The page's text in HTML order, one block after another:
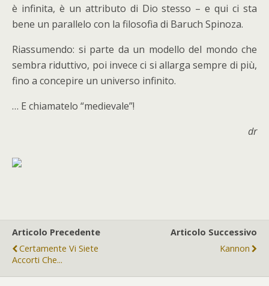
è infinita, è un attributo di Dio stesso – e qui ci sta
bene un parallelo con la filosofia di Baruch Spinoza.
Riassumendo: si parte da un modello del mondo che
sembra riduttivo, poi invece ci si allarga sempre di più,
fino a concepire un universo infinito.
… E chiamatelo “medievale”!
dr
Articolo Precedente
Certamente Vi Siete
Accorti Che...
Articolo Successivo
Kannon